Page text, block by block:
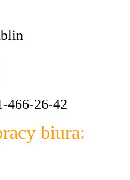
466-26-42
biura: